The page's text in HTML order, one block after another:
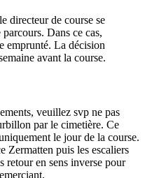
directeur de course se
Dans ce cas,
emprunté. La décision
avant la course.
veuillez svp ne pas
par le cimetière. Ce
le jour de la course.
Zermatten puis les escaliers
retour en sens inverse pour